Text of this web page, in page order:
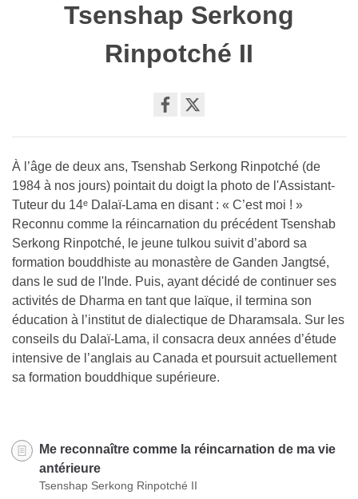
Tsenshap Serkong
Rinpotché II
facebook
À l’âge de deux ans, Tsenshab Serkong Rinpotché (de
1984 à nos jours) pointait du doigt la photo de l'Assistant-
Tuteur du 14ᵉ Dalaï-Lama en disant : « C’est moi ! »
Reconnu comme la réincarnation du précédent Tsenshab
Serkong Rinpotché, le jeune tulkou suivit d’abord sa
formation bouddhiste au monastère de Ganden Jangtsé,
dans le sud de l'Inde. Puis, ayant décidé de continuer ses
activités de Dharma en tant que laïque, il termina son
éducation à l’institut de dialectique de Dharamsala. Sur les
conseils du Dalaï-Lama, il consacra deux années d’étude
intensive de l’anglais au Canada et poursuit actuellement
sa formation bouddhique supérieure.
Me reconnaître comme la réincarnation de ma vie
antérieure
Tsenshap Serkong Rinpotché II